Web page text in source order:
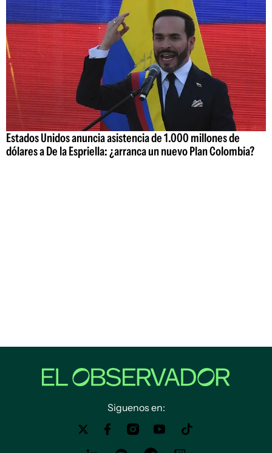
Estados Unidos anuncia asistencia de 1.000 millones de
dólares a De la Espriella: ¿arranca un nuevo Plan Colombia?
Siguenos en: